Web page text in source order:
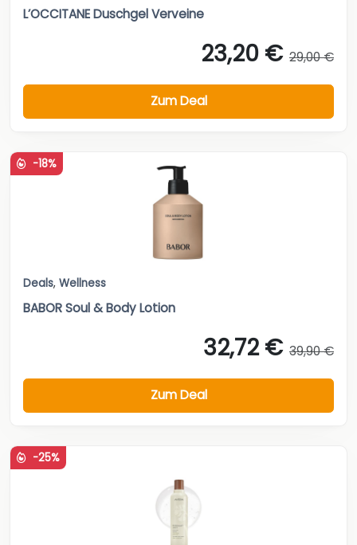
L’OCCITANE Duschgel Verveine
23,20 € 29,00 €
Zum Deal
-18%
Deals, Wellness
BABOR Soul & Body Lotion
32,72 € 39,90 €
Zum Deal
-25%